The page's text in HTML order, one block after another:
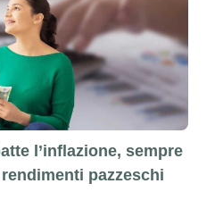
l’inflazione, sempre
pazzeschi